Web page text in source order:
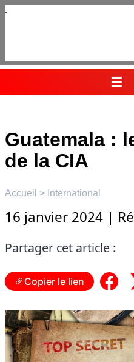
Aller
☰
Guatemala :
de la CIA
Accueil > International
16 janvier 2024 |
Partager cet article :
Copier le lien